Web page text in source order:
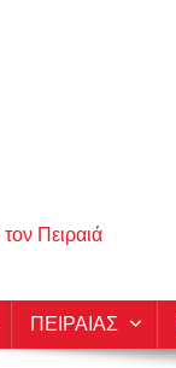
Πειραιά
ΠΕΙΡΑΙΑΣ